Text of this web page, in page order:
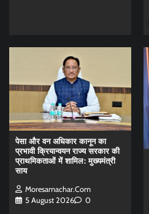
पेसा और वन अधिकार कानून का
प्रभावी क्रियान्वयन राज्य सरकार की
प्राथमिकताओं में शामिल: मुख्यमंत्री
साय
Moresamachar.com
5 August 2026
0